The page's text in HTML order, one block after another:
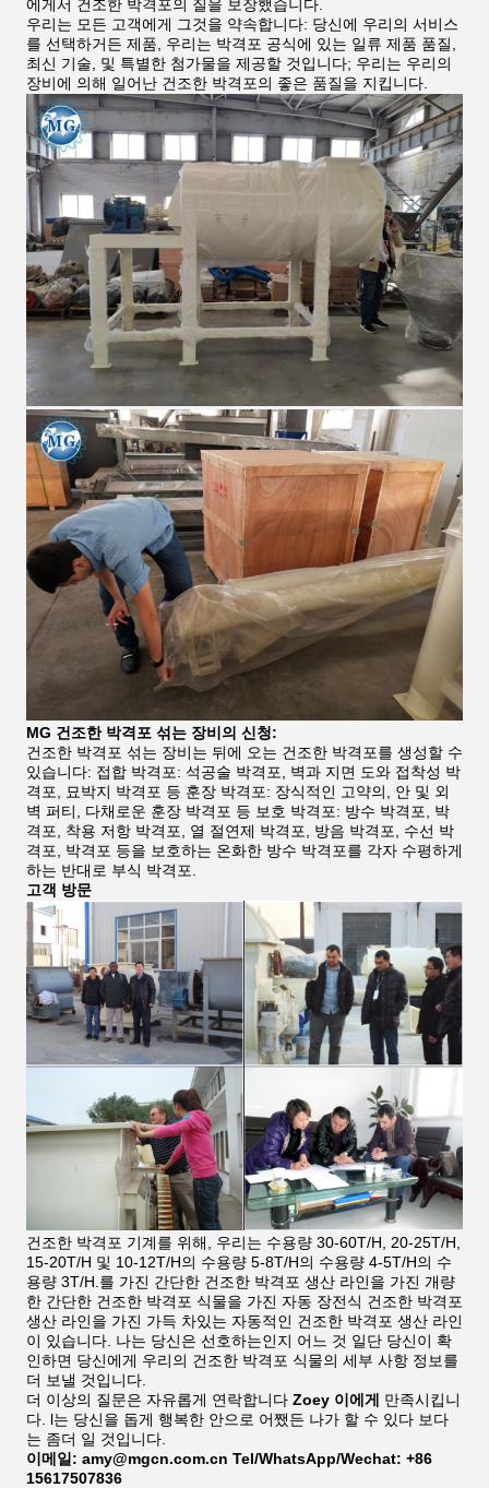
에게서 건조한 박격포의 질을 보장했습니다.
우리는 모든 고객에게 그것을 약속합니다: 당신에 우리의 서비스
를 선택하거든 제품, 우리는 박격포 공식에 있는 일류 제품 품질,
최신 기술, 및 특별한 첨가물을 제공할 것입니다; 우리는 우리의
장비에 의해 일어난 건조한 박격포의 좋은 품질을 지킵니다.
MG 건조한 박격포 섞는 장비의 신청:
건조한 박격포 섞는 장비는 뒤에 오는 건조한 박격포를 생성할 수
있습니다: 접합 박격포: 석공술 박격포, 벽과 지면 도와 접착성 박
격포, 묘박지 박격포 등 훈장 박격포: 장식적인 고약의, 안 및 외
벽 퍼티, 다채로운 훈장 박격포 등 보호 박격포: 방수 박격포, 박
격포, 착용 저항 박격포, 열 절연제 박격포, 방음 박격포, 수선 박
격포, 박격포 등을 보호하는 온화한 방수 박격포를 각자 수평하게
하는 반대로 부식 박격포.
고객 방문
건조한 박격포 기계를 위해, 우리는 수용량 30-60T/H, 20-25T/H,
15-20T/H 및 10-12T/H의 수용량 5-8T/H의 수용량 4-5T/H의 수
용량 3T/H.를 가진 간단한 건조한 박격포 생산 라인을 가진 개량
한 간단한 건조한 박격포 식물을 가진 자동 장전식 건조한 박격포
생산 라인을 가진 가득 차있는 자동적인 건조한 박격포 생산 라인
이 있습니다. 나는 당신은 선호하는인지 어느 것 일단 당신이 확
인하면 당신에게 우리의 건조한 박격포 식물의 세부 사항 정보를
더 보낼 것입니다.
더 이상의 질문은 자유롭게 연락합니다 Zoey 이에게 만족시킵니
다. l는 당신을 돕게 행복한 안으로 어쨌든 나가 할 수 있다 보다
는 좀더 일 것입니다.
이메일: amy@mgcn.com.cn Tel/WhatsApp/Wechat: +86
15617507836